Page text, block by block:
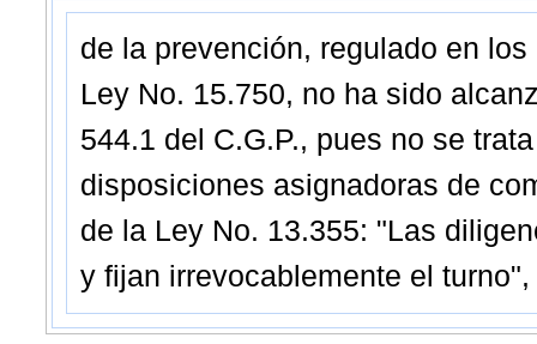
de la prevención, regulado en
Ley No. 15.750, no ha sido
544.1 del C.G.P., pues no se
disposiciones asignadoras de
de la Ley No. 13.355: "Las
y fijan irrevocablemente el